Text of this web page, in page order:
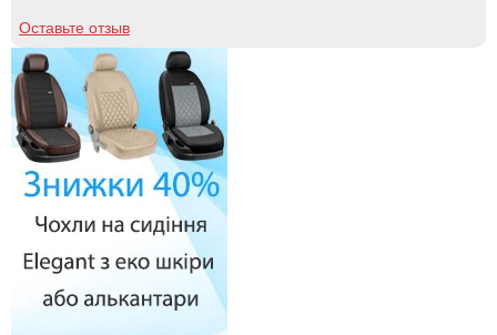
Оставьте отзыв